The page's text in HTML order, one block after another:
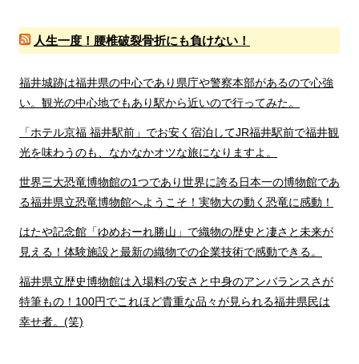
人生一度！腰椎破裂骨折にも負けない！
福井城跡は福井県の中心であり県庁や警察本部があるので心強
い。観光の中心地でもあり駅から近いので行ってみた。
「ホテル京福 福井駅前」でお安く宿泊してJR福井駅前で福井観
光を味わうのも、なかなかオツな旅になりますよ。
世界三大恐竜博物館の1つであり世界に誇る日本一の博物館であ
る福井県立恐竜博物館へようこそ！実物大の動く恐竜に感動！
はたや記念館「ゆめおーれ勝山」で織物の歴史と凄さと未来が
見える！体験施設と最新の織物での企業技術で感動できる。
福井県立歴史博物館は入場料の安さと中身のアンバランスさが
特筆もの！100円でこれほど貴重な品々が見られる福井県民は
幸せ者。(笑)